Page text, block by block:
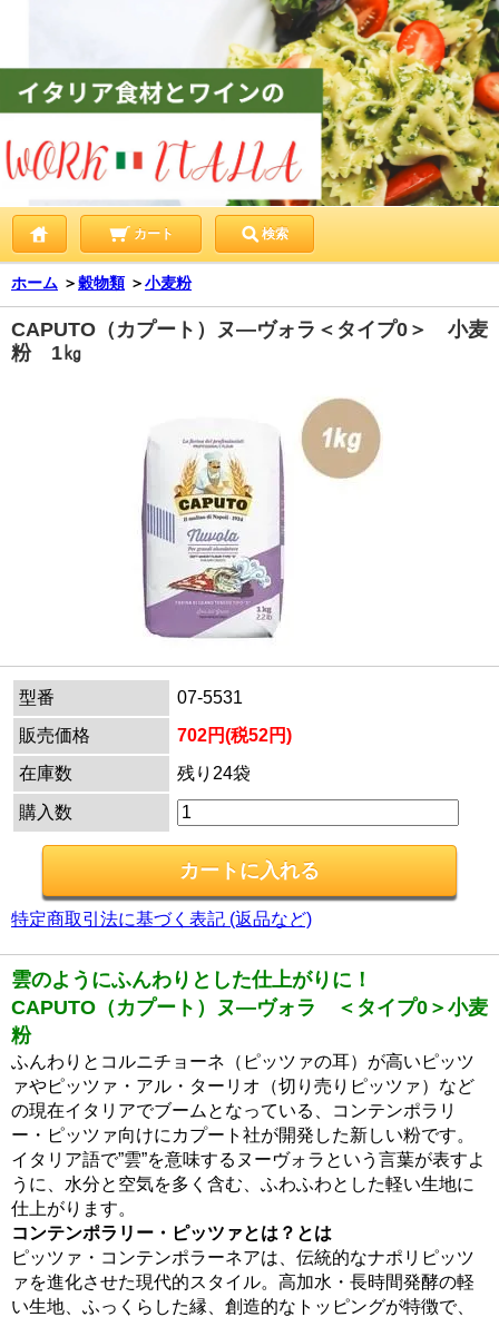
カート 検索
ホーム ＞穀物類 ＞小麦粉
CAPUTO（カプート）ヌ―ヴォラ＜タイプ0＞ 小麦
粉 1㎏
型番
07-5531
販売価格
702円(税52円)
在庫数
残り24袋
購入数
特定商取引法に基づく表記 (返品など)
雲のようにふんわりとした仕上がりに！
CAPUTO（カプート）ヌ―ヴォラ ＜タイプ0＞小麦
粉
ふんわりとコルニチョーネ（ピッツァの耳）が高いピッツ
ァやピッツァ・アル・ターリオ（切り売りピッツァ）など
の現在イタリアでブームとなっている、コンテンポラリ
ー・ピッツァ向けにカプート社が開発した新しい粉です。
イタリア語で”雲”を意味するヌーヴォラという言葉が表すよ
うに、水分と空気を多く含む、ふわふわとした軽い生地に
仕上がります。
コンテンポラリー・ピッツァとは？とは
ピッツァ・コンテンポラーネアは、伝統的なナポリピッツ
ァを進化させた現代的スタイル。高加水・長時間発酵の軽
い生地、ふっくらした縁、創造的なトッピングが特徴で、